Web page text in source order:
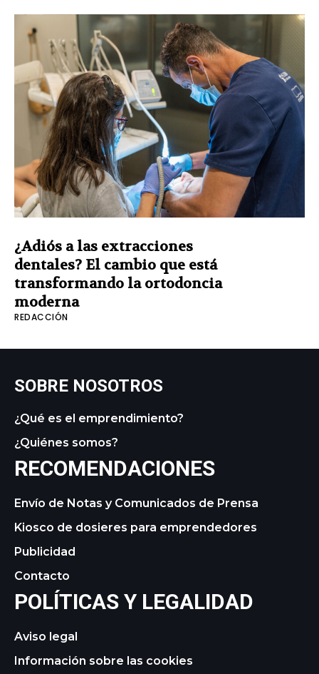
¿Adiós a las extracciones
dentales? El cambio que está
transformando la ortodoncia
moderna
REDACCIÓN
SOBRE NOSOTROS
¿Qué es el emprendimiento?
¿Quiénes somos?
RECOMENDACIONES
Envío de Notas y Comunicados de Prensa
Kiosco de dosieres para emprendedores
Publicidad
Contacto
POLÍTICAS Y LEGALIDAD
Aviso legal
Información sobre las cookies